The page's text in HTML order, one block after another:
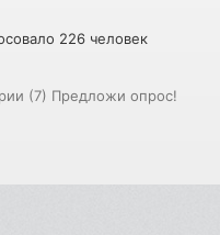
226 человек
(7) Предложи опрос!